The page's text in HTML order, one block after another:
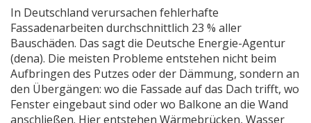
In Deutschland verursachen fehlerhafte
Fassadenarbeiten durchschnittlich 23 % aller
Bauschäden. Das sagt die Deutsche Energie-Agentur
(dena). Die meisten Probleme entstehen nicht beim
Aufbringen des Putzes oder der Dämmung, sondern an
den Übergängen: wo die Fassade auf das Dach trifft, wo
Fenster eingebaut sind oder wo Balkone an die Wand
anschließen. Hier entstehen Wärmebrücken, Wasser